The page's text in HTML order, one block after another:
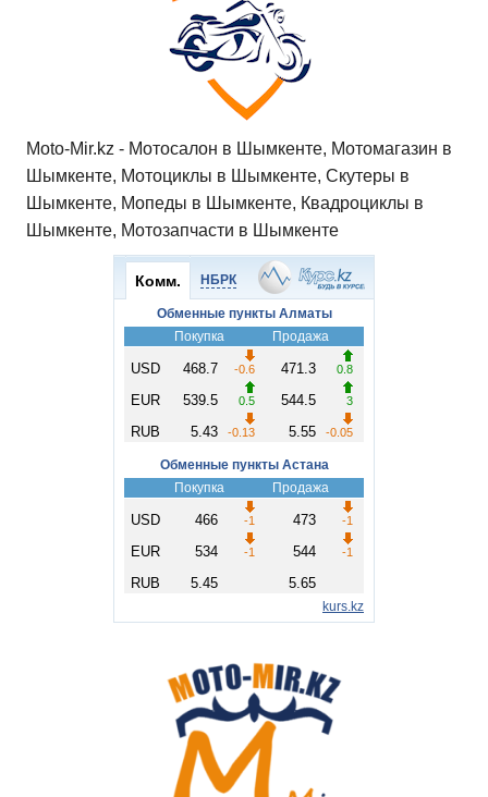
ss
ni
ki
Moto-Mir.kz - Мотосалон в Шымкенте, Мотомагазин в
Шымкенте, Мотоциклы в Шымкенте, Скутеры в
Шымкенте, Мопеды в Шымкенте, Квадроциклы в
Шымкенте, Мотозапчасти в Шымкенте